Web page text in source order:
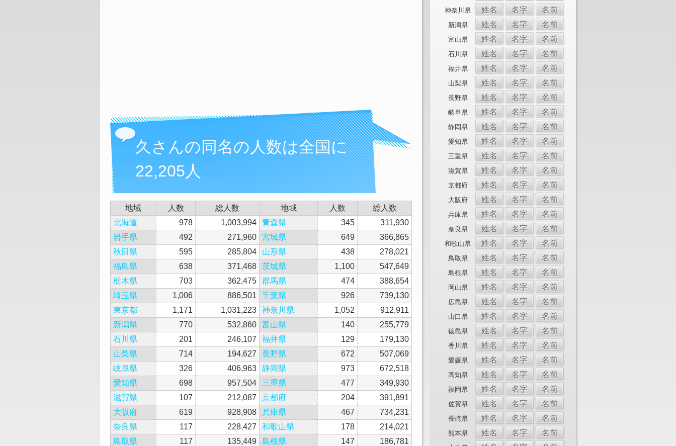
久さんの同名の人数は全国に
22,205人
地域 人数 総人数 地域 人数
総人数
北海道
978 1,003,994 青森県 345
311,930
岩手県
492 271,960 宮城県 649
366,865
秋田県
595 285,804 山形県 438
278,021
福島県
638 371,468 茨城県 1,100
547,649
栃木県
703 362,475 群馬県 474
388,654
埼玉県
1,006 886,501 千葉県 926
739,130
東京都
1,171 1,031,223 神奈川県 1,052
912,911
新潟県
770 532,860 富山県 140
255,779
石川県
201 246,107 福井県 129
179,130
山梨県
714 194,627 長野県 672
507,069
岐阜県
326 406,963 静岡県 973
672,518
愛知県
698 957,504 三重県 477
349,930
滋賀県
107 212,087 京都府 204
391,891
大阪府
619 928,908 兵庫県 467
734,231
奈良県
117 228,427 和歌山県 178
214,021
鳥取県
117 135,449 島根県 147
186,781
神奈川県 姓名 名字 名前
新潟県 姓名 名字 名前
富山県 姓名 名字 名前
石川県 姓名 名字 名前
福井県 姓名 名字 名前
山梨県 姓名 名字 名前
長野県 姓名 名字 名前
岐阜県 姓名 名字 名前
静岡県 姓名 名字 名前
愛知県 姓名 名字 名前
三重県 姓名 名字 名前
滋賀県 姓名 名字 名前
京都府 姓名 名字 名前
大阪府 姓名 名字 名前
兵庫県 姓名 名字 名前
奈良県 姓名 名字 名前
和歌山県 姓名 名字 名前
鳥取県 姓名 名字 名前
島根県 姓名 名字 名前
岡山県 姓名 名字 名前
広島県 姓名 名字 名前
山口県 姓名 名字 名前
徳島県 姓名 名字 名前
香川県 姓名 名字 名前
愛媛県 姓名 名字 名前
高知県 姓名 名字 名前
福岡県 姓名 名字 名前
佐賀県 姓名 名字 名前
長崎県 姓名 名字 名前
熊本県 姓名 名字 名前